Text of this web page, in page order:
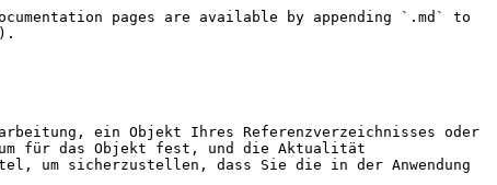
pages are available by appending `.md` to
ein Objekt Ihres Referenzverzeichnisses oder
für das Objekt fest, und die Aktualität
um sicherzustellen, dass Sie die in der Anwendung